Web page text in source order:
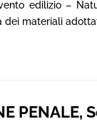
edilizio –
dei materiali
PENALE,